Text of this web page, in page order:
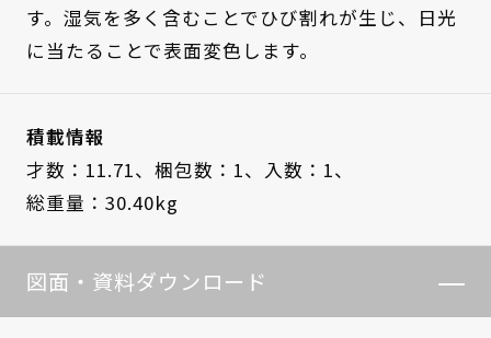
す。湿気を多く含むことでひび割れが生じ、日光
に当たることで表面変色します。
積載情報
才数：11.71、 梱包数：1、 入数：1、
総重量：30.40kg
図面・資料ダウンロード